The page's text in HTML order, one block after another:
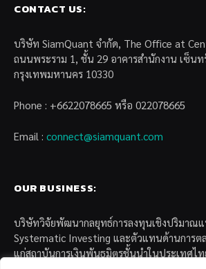
CONTACT US:
บริษัท SiamQuant จำกัด, The Office at
ถนนพระราม 1, ชั้น 29 อาคารสำนักงาน เซ็น
กรุงเทพมหานคร 10330
Phone : +6622078665 หรือ 022078665
Email : connect@siamquant.com
OUR BUSINESS:
บริษัทวิจัยพัฒนากลยุทธ์การลงทุนเชิงปริมาณ
Systematic Investing และตัวแทนด้านการ
แก่สถาบันการเงินพันธมิตรชั้นนำในประเทศไ